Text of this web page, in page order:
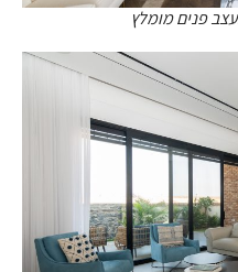
פנים מומלץ